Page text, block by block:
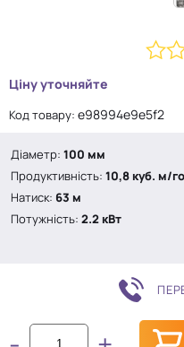
5
Ціну уточняйте
Код товару: e98994e9e5f2
Діаметр: 100 мм
Продуктивність: 10,8 куб. м/
Натиск: 63 м
Потужність: 2.2 кВт